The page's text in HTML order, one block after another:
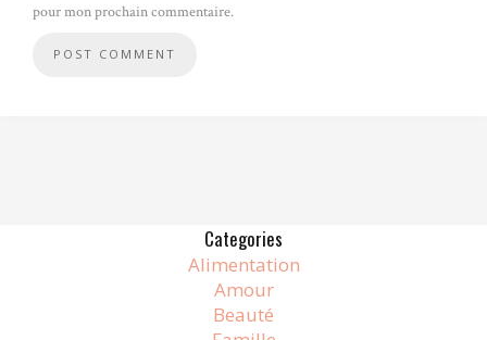
pour mon prochain commentaire.
Categories
Alimentation
Amour
Beauté